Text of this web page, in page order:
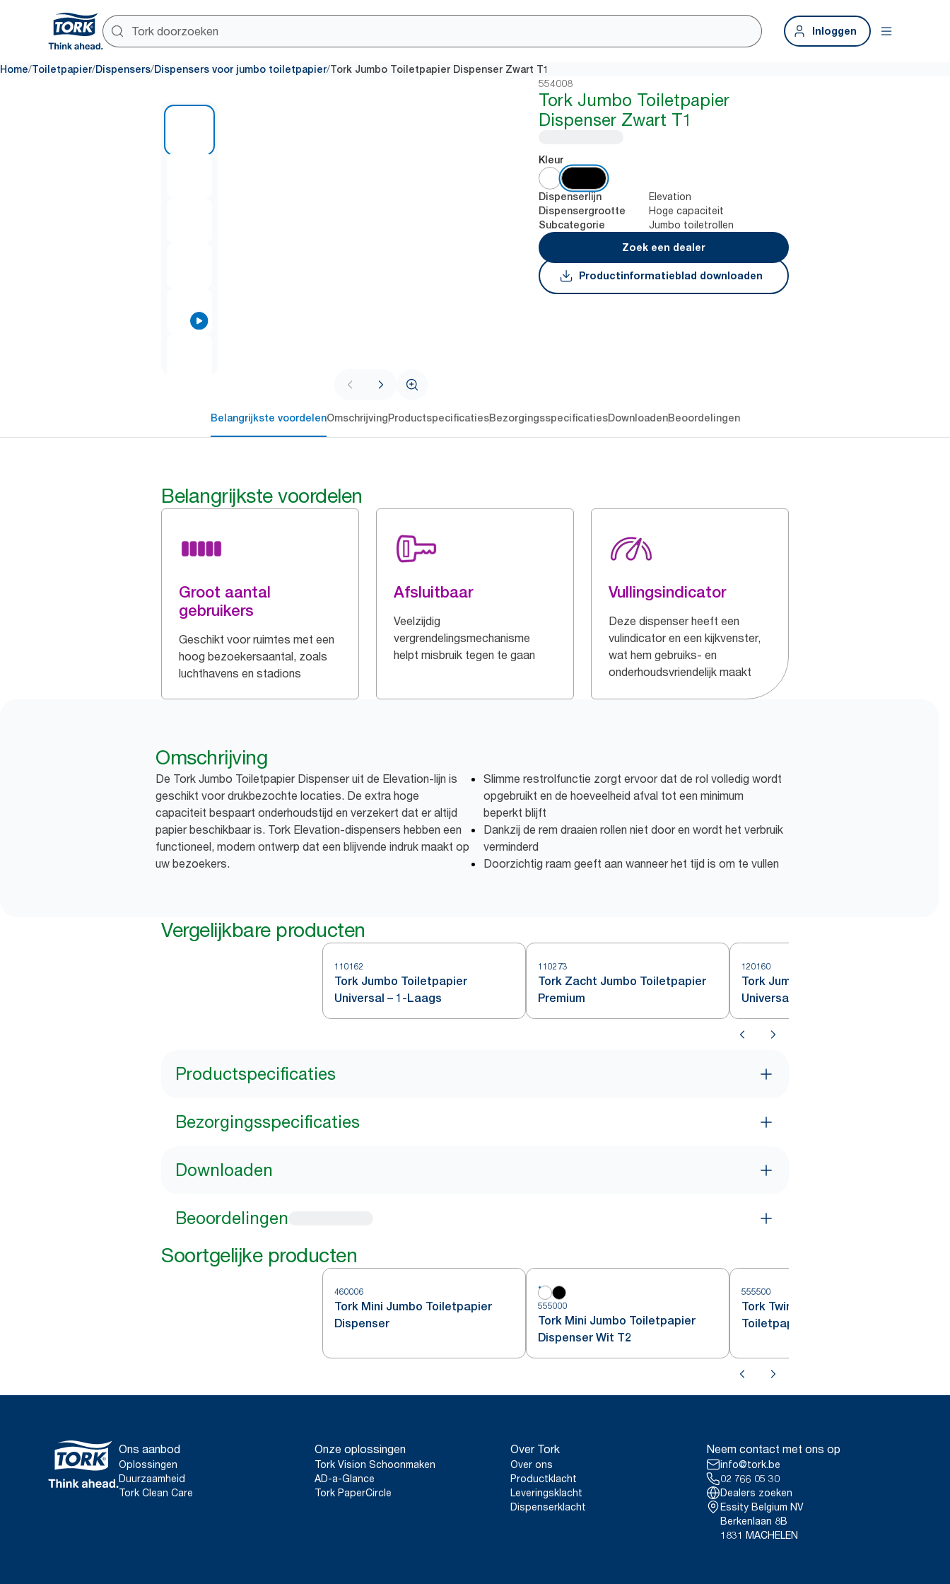
Inloggen
Home/Toiletpapier/Dispensers/Dispensers voor jumbo toiletpapier/Tork Jumbo Toiletpapier Dispenser Zwart T1
554008
Tork Jumbo Toiletpapier
Dispenser Zwart T1
Kleur
Dispenserlijn Elevation
Dispensergrootte Hoge capaciteit
Subcategorie
Jumbo toiletrollen
Zoek een dealer
Productinformatieblad downloaden
Belangrijkste voordelenOmschrijvingProductspecificatiesBezorgingsspecificatiesDownloadenBeoordelingen
Belangrijkste voordelen
Groot aantal
gebruikers
Geschikt voor ruimtes met een
hoog bezoekersaantal, zoals
luchthavens en stadions
Afsluitbaar
Veelzijdig
vergrendelingsmechanisme
helpt misbruik tegen te gaan
Vullingsindicator
Deze dispenser heeft een
vulindicator en een kijkvenster,
wat hem gebruiks- en
onderhoudsvriendelijk maakt
Omschrijving
De Tork Jumbo Toiletpapier Dispenser uit de Elevation-lijn is
geschikt voor drukbezochte locaties. De extra hoge
capaciteit bespaart onderhoudstijd en verzekert dat er altijd
papier beschikbaar is. Tork Elevation-dispensers hebben een
functioneel, modern ontwerp dat een blijvende indruk maakt op
uw bezoekers.
Slimme restrolfunctie zorgt ervoor dat de rol volledig wordt
opgebruikt en de hoeveelheid afval tot een minimum
beperkt blijft
Dankzij de rem draaien rollen niet door en wordt het verbruik
verminderd
Doorzichtig raam geeft aan wanneer het tijd is om te vullen
Vergelijkbare producten
110162
Tork Jumbo Toiletpapier
Universal – 1-Laags
110273
Tork Zacht Jumbo Toiletpapier
Premium
120160
Tork Jumbo Toiletpapier
Universal – 1-Laags
Productspecificaties
Bezorgingsspecificaties
Downloaden
Beoordelingen
Soortgelijke producten
460006
Tork Mini Jumbo Toiletpapier
Dispenser
555000
Tork Mini Jumbo Toiletpapier
Dispenser Wit T2
555500
Tork Twin Mini Jumbo
Toiletpapier Dispenser Wit T2
Ons aanbod
Oplossingen
Duurzaamheid
Tork Clean Care
Onze oplossingen
Tork Vision Schoonmaken
AD-a-Glance
Tork PaperCircle
Over Tork
Over ons
Productklacht
Leveringsklacht
Dispenserklacht
Neem contact met ons op
info@tork.be
02 766 05 30
Dealers zoeken
Essity Belgium NV
Berkenlaan 8B
1831 MACHELEN